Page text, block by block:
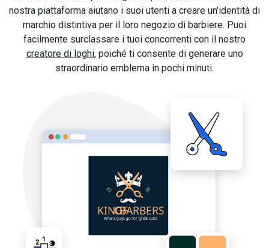
nostra piattaforma aiutano i suoi utenti a creare un'identità di
marchio distintiva per il loro negozio di barbiere. Puoi
facilmente surclassare i tuoi concorrenti con il nostro
creatore di loghi, poiché ti consente di generare uno
straordinario emblema in pochi minuti.